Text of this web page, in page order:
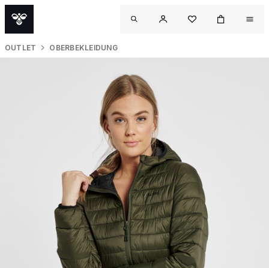
OUTLET OBERBEKLEIDUNG